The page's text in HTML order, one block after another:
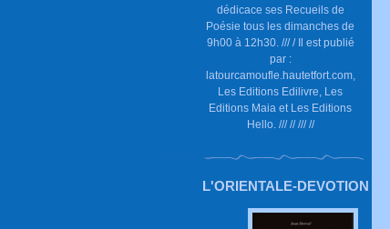
dédicace ses Recueils de
Poésie tous les dimanches de
9h00 à 12h30. /// / Il est publié
par :
latourcamoufle.hautetfort.com,
Les Editions Edilivre, Les
Editions Maia et Les Editions
Hello. /// // /// //
L'ORIENTALE-DEVOTION